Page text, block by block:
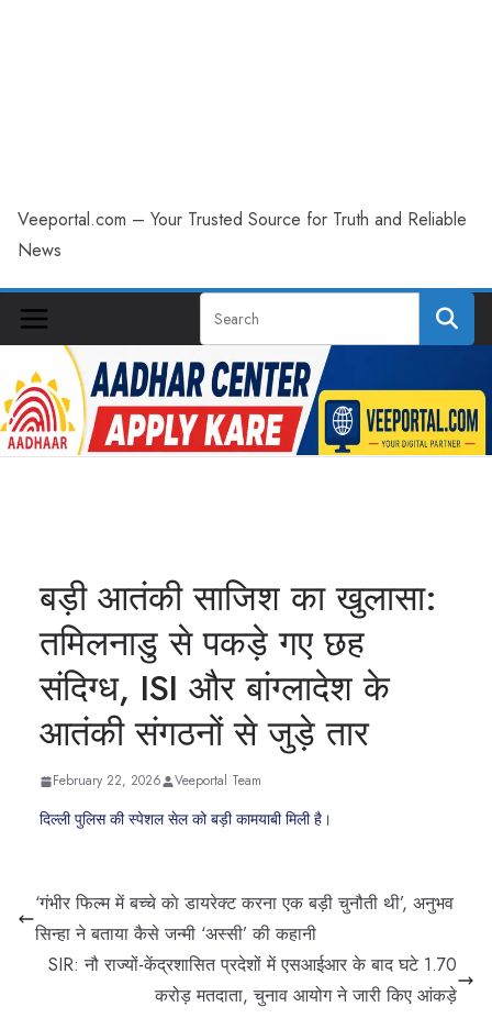
Veeportal.com – Your Trusted Source for Truth and Reliable
News
बड़ी आतंकी साजिश का खुलासा:
तमिलनाडु से पकड़े गए छह
संदिग्ध, ISI और बांग्लादेश के
आतंकी संगठनों से जुड़े तार
February 22, 2026 Veeportal Team
दिल्ली पुलिस की स्पेशल सेल को बड़ी कामयाबी मिली है।
‘गंभीर फिल्म में बच्चे काे डायरेक्ट करना एक बड़ी चुनौती थी’, अनुभव
सिन्हा ने बताया कैसे जन्मी ‘अस्सी’ की कहानी
SIR: नौ राज्यों-केंद्रशासित प्रदेशों में एसआईआर के बाद घटे 1.70
करोड़ मतदाता, चुनाव आयोग ने जारी किए आंकड़े